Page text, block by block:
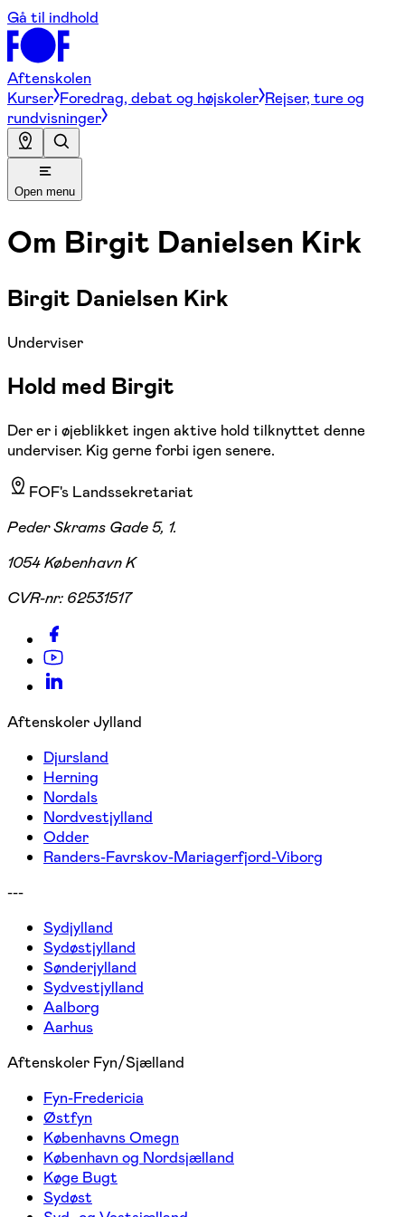
Gå til indhold
Aftenskolen
Kurser Foredrag, debat og højskoler Rejser, ture og
rundvisninger
Open menu
Om Birgit Danielsen Kirk
Birgit Danielsen Kirk
Underviser
Hold med Birgit
Der er i øjeblikket ingen aktive hold tilknyttet denne
underviser. Kig gerne forbi igen senere.
FOF's Landssekretariat
Peder Skrams Gade 5, 1.
1054 København K
CVR-nr: 62531517
Aftenskoler Jylland
Djursland
Herning
Nordals
Nordvestjylland
Odder
Randers-Favrskov-Mariagerfjord-Viborg
---
Sydjylland
Sydøstjylland
Sønderjylland
Sydvestjylland
Aalborg
Aarhus
Aftenskoler Fyn/Sjælland
Fyn-Fredericia
Østfyn
Københavns Omegn
København og Nordsjælland
Køge Bugt
Sydøst